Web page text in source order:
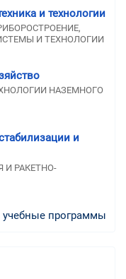
и технологии
И ТЕХНОЛОГИИ
НАЗЕМНОГО
и
И РАКЕТНО-
учебные программы